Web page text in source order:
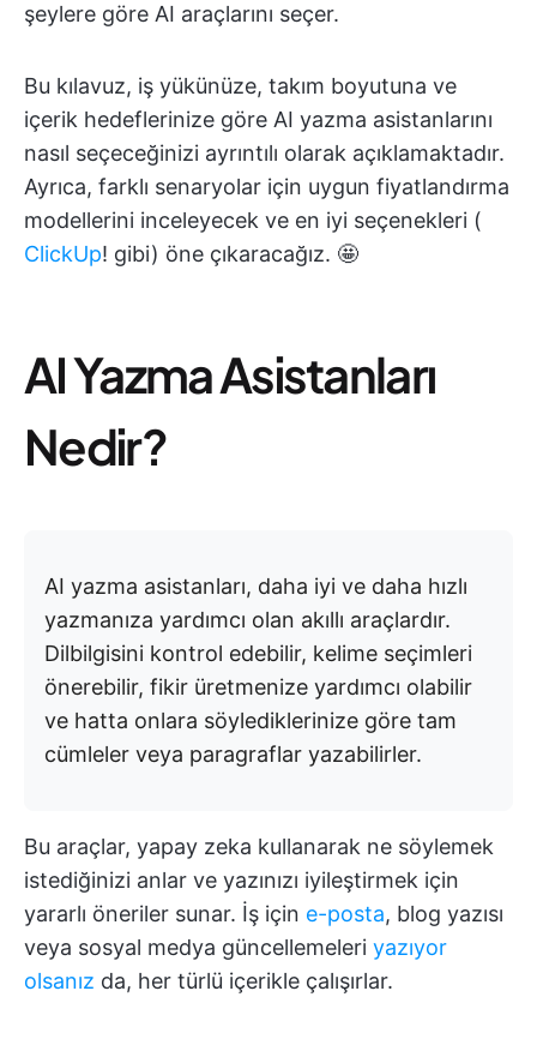
şeylere göre AI araçlarını seçer.
Bu kılavuz, iş yükünüze, takım boyutuna ve
içerik hedeflerinize göre AI yazma asistanlarını
nasıl seçeceğinizi ayrıntılı olarak açıklamaktadır.
Ayrıca, farklı senaryolar için uygun fiyatlandırma
modellerini inceleyecek ve en iyi seçenekleri (
ClickUp! gibi) öne çıkaracağız. 🤩
AI Yazma Asistanları
Nedir?
AI yazma asistanları, daha iyi ve daha hızlı
yazmanıza yardımcı olan akıllı araçlardır.
Dilbilgisini kontrol edebilir, kelime seçimleri
önerebilir, fikir üretmenize yardımcı olabilir
ve hatta onlara söylediklerinize göre tam
cümleler veya paragraflar yazabilirler.
Bu araçlar, yapay zeka kullanarak ne söylemek
istediğinizi anlar ve yazınızı iyileştirmek için
yararlı öneriler sunar. İş için e-posta, blog yazısı
veya sosyal medya güncellemeleri yazıyor
olsanız da, her türlü içerikle çalışırlar.